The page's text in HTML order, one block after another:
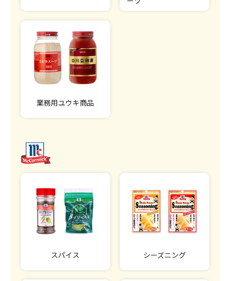
業務用ユウキ商品
スパイス シーズニング